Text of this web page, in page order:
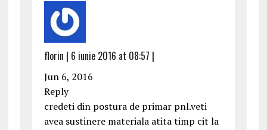
florin | 6 iunie 2016 at 08:57 |
Jun 6, 2016
Reply
credeti din postura de primar pnl.veti
avea sustinere materiala atita timp cit la